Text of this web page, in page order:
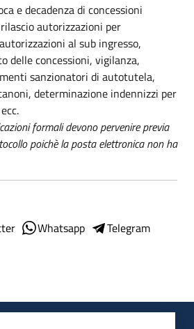
e decadenza di concessioni
autorizzazioni per
al sub ingresso,
delle concessioni, vigilanza,
sanzionatori di autotutela,
determinazione indennizzi per
formali devono pervenire previa
poichè la posta elettronica non ha
Whatsapp
Telegram